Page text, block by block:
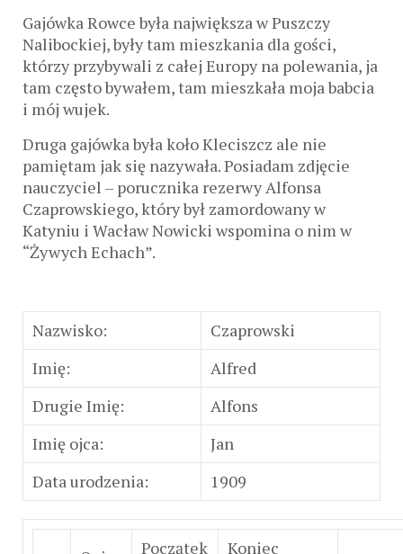
Gajówka Rowce była największa w Puszczy
Nalibockiej, były tam mieszkania dla gości,
którzy przybywali z całej Europy na polewania, ja
tam często bywałem, tam mieszkała moja babcia
i mój wujek.
Druga gajówka była koło Kleciszcz ale nie
pamiętam jak się nazywała. Posiadam zdjęcie
nauczyciel – porucznika rezerwy Alfonsa
Czaprowskiego, który był zamordowany w
Katyniu i Wacław Nowicki wspomina o nim w
“Żywych Echach”.
Nazwisko:
Czaprowski
Imię:
Alfred
Drugie Imię:
Alfons
Imię ojca:
Jan
Data urodzenia:
1909
Początek
Koniec